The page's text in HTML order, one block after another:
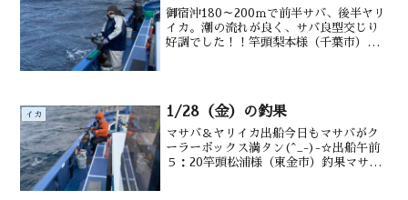
御宿沖180～200ｍで前半サバ、後半ヤリ
イカ。潮の流れが良く、サバ良型交じり
好調でした！！竿頭梨本様（千葉市）
イカ 1/28（金）の釣果
マサバ＆ヤリイカ出船今日もマサバがク
ーラーボックス満タン(^_-)-☆出船午前
５：20竿頭松浦様（東金市）釣果マサバ